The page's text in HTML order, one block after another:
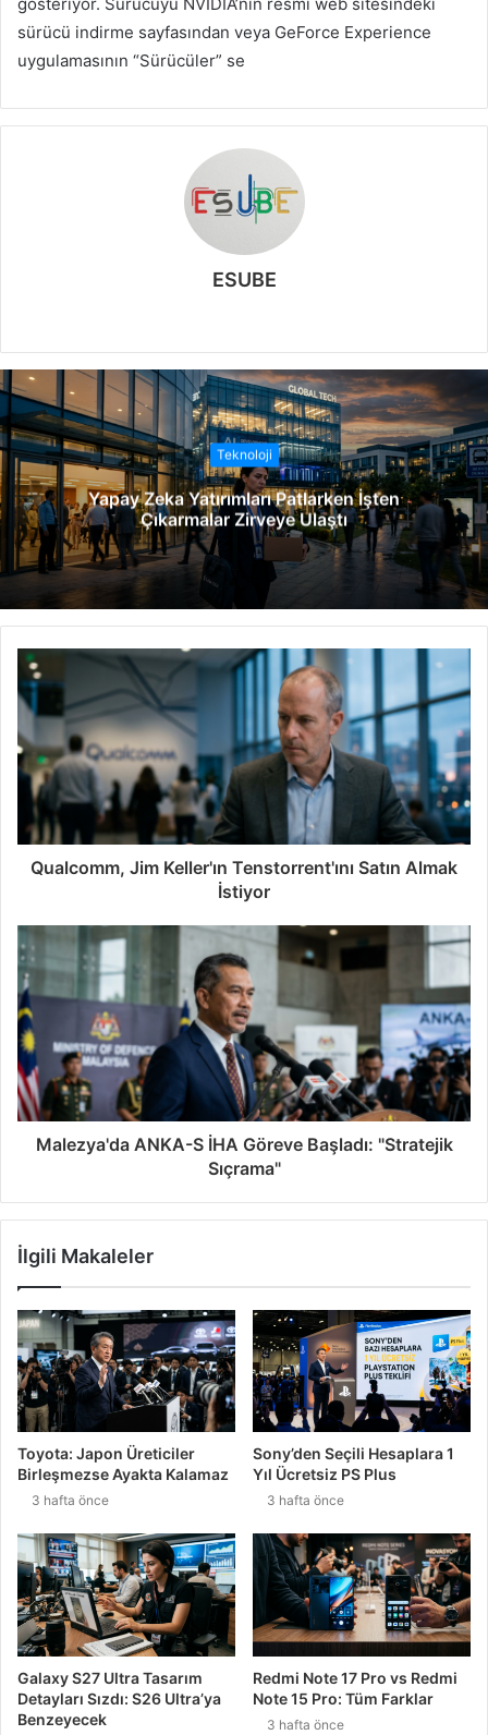
sürücü indirme sayfasından veya GeForce Experience
uygulamasının “Sürücüler” se
ESUBE
b
s
i
t
e
s
i
Teknoloji
Yapay Zeka Yatırımları Patlarken İşten
Çıkarmalar Zirveye Ulaştı
Qualcomm, Jim Keller'ın Tenstorrent'ını Satın Almak
İstiyor
Malezya'da ANKA-S İHA Göreve Başladı: "Stratejik
Sıçrama"
İlgili Makaleler
Toyota: Japon Üreticiler
Birleşmezse Ayakta Kalamaz
3 hafta önce
Sony’den Seçili Hesaplara 1
Yıl Ücretsiz PS Plus
3 hafta önce
Galaxy S27 Ultra Tasarım
Detayları Sızdı: S26 Ultra’ya
Benzeyecek
Redmi Note 17 Pro vs Redmi
Note 15 Pro: Tüm Farklar
3 hafta önce